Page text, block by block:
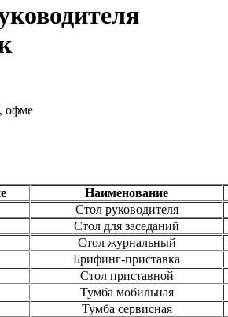
Наименование
Стол руководителя
Стол для заседаний
Стол журнальный
Брифинг-приставка
Стол приставной
Тумба мобильная
Тумба сервисная